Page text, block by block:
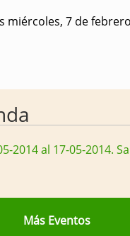
miércoles, 7 de
2014 al 17-05-2014.
Más Eventos